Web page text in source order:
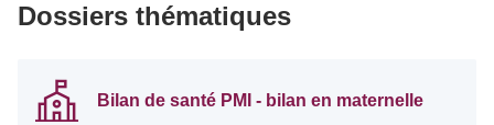
Dossiers thématiques
Bilan de santé PMI - bilan en maternelle